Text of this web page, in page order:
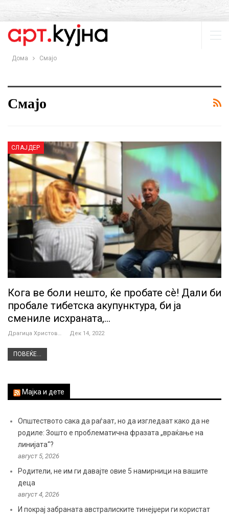
Дома Смајо
Смајо
СЛАЈДЕР
Кога ве боли нешто, ќе пробате сѐ! Дали би
пробале тибетска акупунктура, би ја
смениле исхраната,…
Драгица Христова Дек 14, 2022
ПОВЕЌЕ...
Мајка и дете
Општеството сака да раѓаат, но да изгледаат како да не
родиле: Зошто е проблематична фразата „враќање на
линијата“?
август 5, 2026
Родители, не им ги давајте овие 5 намирници на вашите
деца
август 4, 2026
И покрај забраната австралиските тинејџери ги користат